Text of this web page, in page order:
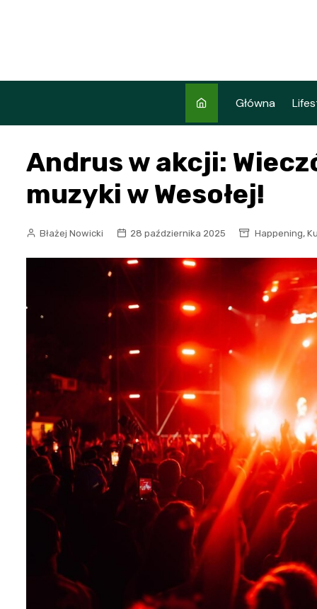
Główna
Andrus w akcji:
muzyki w Wesołej!
Błażej Nowicki 28 października 2025 Happening,